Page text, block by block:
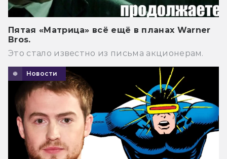
Пятая «Матрица» всё ещё в планах Warner
Bros.
Это стало известно из письма акционерам.
Новости